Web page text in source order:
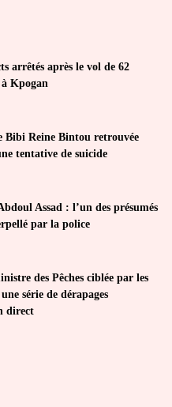
arrêtés après le vol de 62
Kpogan
Bibi Reine Bintou retrouvée
tentative de suicide
Assad : l’un des présumés
par la police
des Pêches ciblée par les
série de dérapages
direct